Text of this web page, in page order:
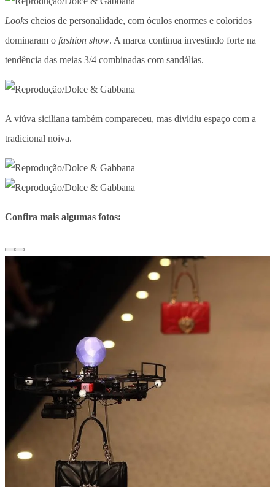
Looks cheios de personalidade, com óculos enormes e coloridos
dominaram o fashion show. A marca continua investindo forte na
tendência das meias 3/4 combinadas com sandálias.
A viúva siciliana também compareceu, mas dividiu espaço com a
tradicional noiva.
Confira mais algumas fotos: